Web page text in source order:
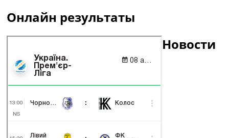
Онлайн результаты
Новости